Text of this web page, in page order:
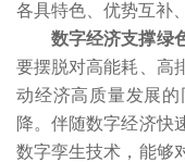
各具特色、优势互补
数字经济支撑绿
要摆脱对高能耗、高
动经济高质量发展
降。伴随数字经济快
数字孪生技术，能够